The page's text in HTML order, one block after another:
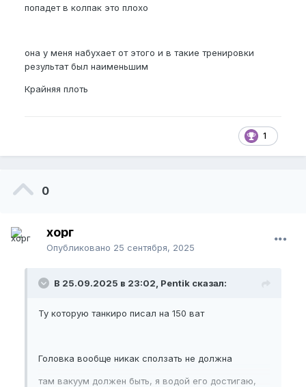
попадет в колпак это плохо
она у меня набухает от этого и в такие тренировки
результат был наименьшим
Крайняя плоть
1
0
хорг
Опубликовано 25 сентября, 2025
В 25.09.2025 в 23:02, Pentik сказал:
Ту которую танкиро писал на 150 ват
Головка вообще никак сползать не должна
там вакуум должен быть, я водой его достигаю,